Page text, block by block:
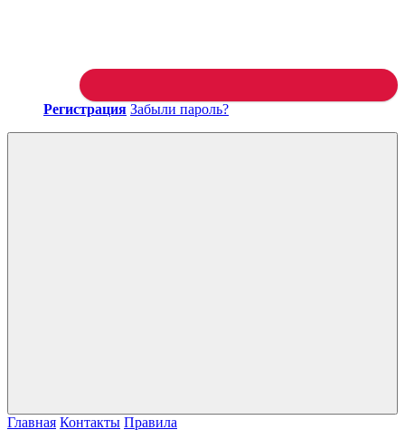
Регистрация Забыли пароль?
Главная Контакты Правила